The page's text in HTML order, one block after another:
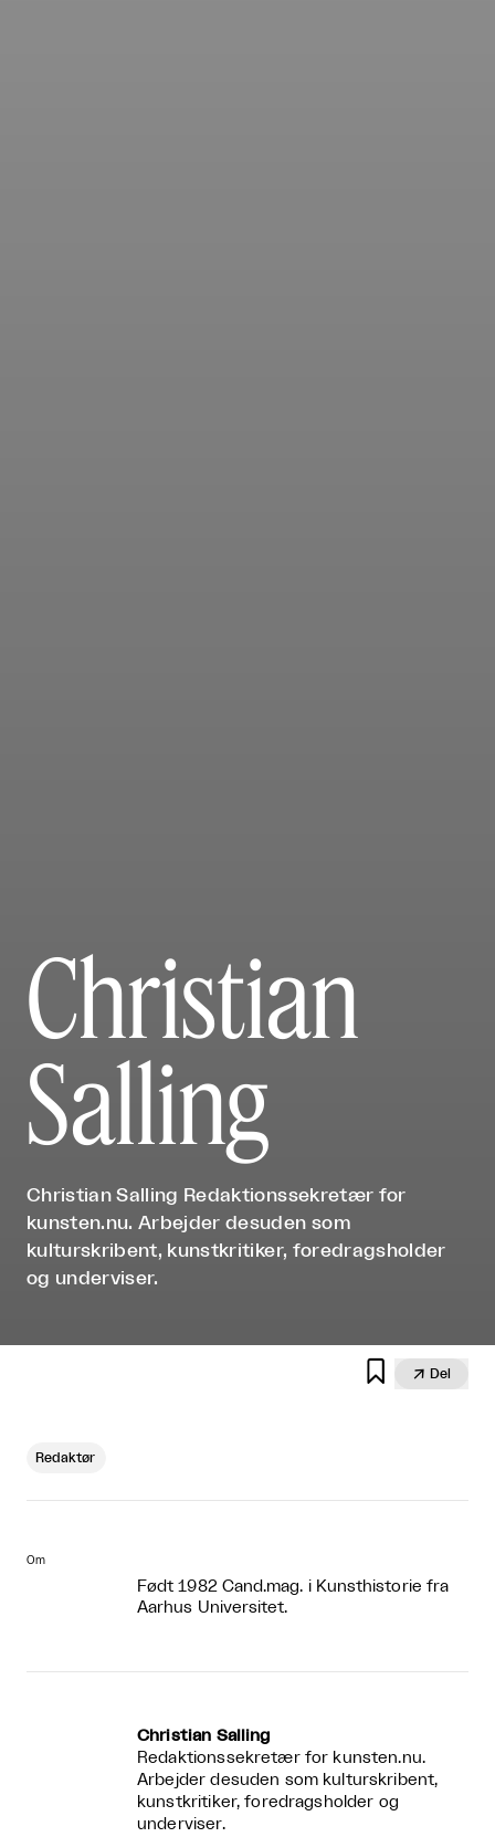
Christian
Salling
Christian Salling Redaktionssekretær for
kunsten.nu. Arbejder desuden som
kulturskribent, kunstkritiker, foredragsholder
og underviser.
  Del
Redaktør
Om
Født 1982 Cand.mag. i Kunsthistorie fra
Aarhus Universitet.
Christian Salling
Redaktionssekretær for kunsten.nu.
Arbejder desuden som kulturskribent,
kunstkritiker, foredragsholder og
underviser.